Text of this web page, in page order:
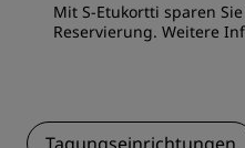
Mit S-Etukortti sparen
Reservierung. Weitere